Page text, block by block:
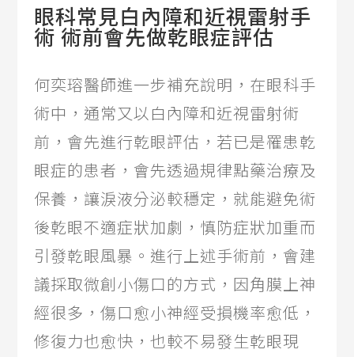
眼科常見白內障和近視雷射手
術 術前會先做乾眼症評估
何奕瑢醫師進一步補充說明，在眼科手
術中，通常又以白內障和近視雷射術
前，會先進行乾眼評估，若已是罹患乾
眼症的患者，會先透過規律點藥治療及
保養，讓淚液分泌較穩定，就能避免術
後乾眼不適症狀加劇，慎防症狀加重而
引發乾眼風暴。進行上述手術前，會建
議採取微創小傷口的方式，因角膜上神
經很多，傷口愈小神經受損機率愈低，
修復力也愈快，也較不易發生乾眼現